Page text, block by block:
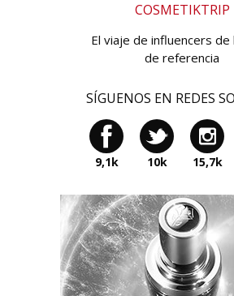
COSMETIKTRIP
El viaje de influencers de
de referencia
SÍGUENOS EN REDES
9,1k 10k 15,7k